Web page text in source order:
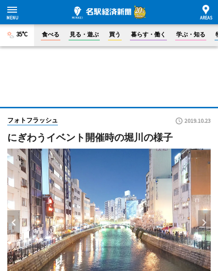
35°C 食べる 見る・遊ぶ 買う 暮らす・働く 学ぶ・知る
フォトフラッシュ 2019.10.23
にぎわうイベント開催時の堀川の様子